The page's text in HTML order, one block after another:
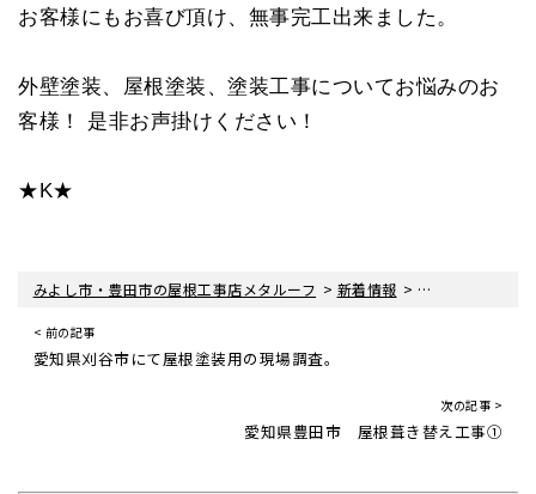
お客様にもお喜び頂け、無事完工出来ました。
外壁塗装、屋根塗装、塗装工事についてお悩みのお
客様！ 是非お声掛けください！
★K★
みよし市・豊田市の屋根工事店メタルーフ > 新着情報 > 屋根工事の現場
< 前の記事
愛知県刈谷市にて屋根塗装用の現場調査。
次の記事 >
愛知県豊田市 屋根葺き替え工事①